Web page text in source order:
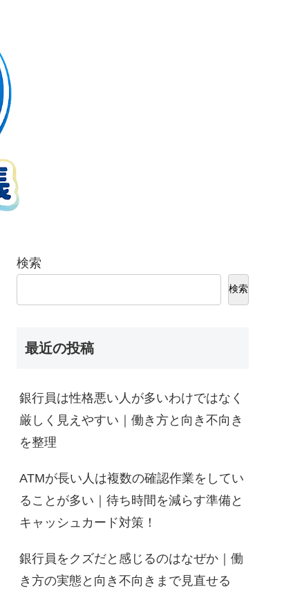
検索
検索
最近の投稿
銀行員は性格悪い人が多いわけではなく
厳しく見えやすい｜働き方と向き不向き
を整理
ATMが長い人は複数の確認作業をしてい
ることが多い｜待ち時間を減らす準備と
キャッシュカード対策！
銀行員をクズだと感じるのはなぜか｜働
き方の実態と向き不向きまで見直せる